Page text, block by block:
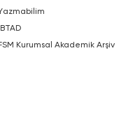
Yazmabilim
İBTAD
FSM Kurumsal Akademik Arşiv